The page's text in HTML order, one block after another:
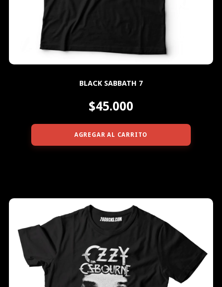
BLACK SABBATH 7
$45.000
AGREGAR AL CARRITO